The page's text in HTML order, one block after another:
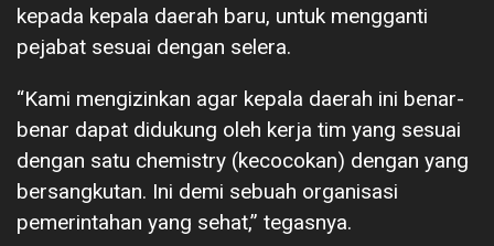
kepada kepala daerah baru, untuk mengganti
pejabat sesuai dengan selera.
“Kami mengizinkan agar kepala daerah ini benar-
benar dapat didukung oleh kerja tim yang sesuai
dengan satu chemistry (kecocokan) dengan yang
bersangkutan. Ini demi sebuah organisasi
pemerintahan yang sehat,” tegasnya.